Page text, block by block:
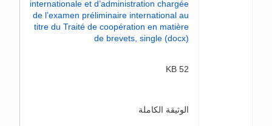
52 KB
الوثيقة الكاملة